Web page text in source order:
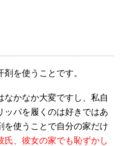
を使うことです。
なかなか大変ですし、私自
ッパを履くのは好きではあ
を使うことで自分の家だけ
氏、彼女の家でも恥ずかし